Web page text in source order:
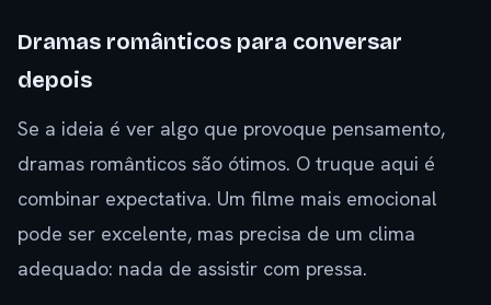
Dramas românticos para conversar
depois
Se a ideia é ver algo que provoque pensamento,
dramas românticos são ótimos. O truque aqui é
combinar expectativa. Um filme mais emocional
pode ser excelente, mas precisa de um clima
adequado: nada de assistir com pressa.